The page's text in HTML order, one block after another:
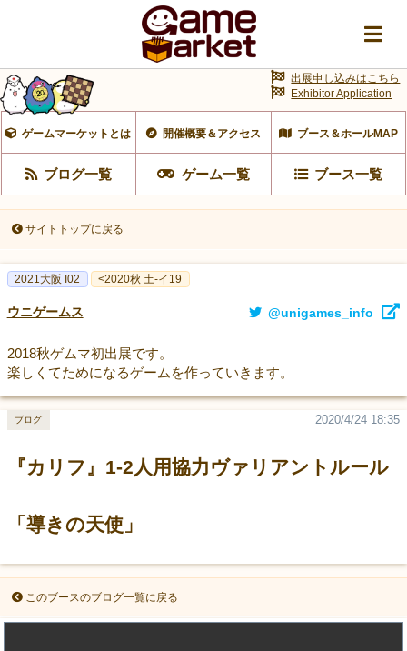
ゲームマーケットとは 開催概要＆アクセス ブース＆ホールMAP
ブログ一覧 ゲーム一覧 ブース一覧
出展申し込みはこちら
Exhibitor Application
サイトトップに戻る
2021大阪 I02 <2020秋 土-イ19
ウニゲームス @unigames_info
2018秋ゲムマ初出展です。
楽しくてためになるゲームを作っていきます。
『カリフ』1-2人用協力ヴァリアントルール
「導きの天使」
2020/4/24 18:35
ブログ
このブースのブログ一覧に戻る